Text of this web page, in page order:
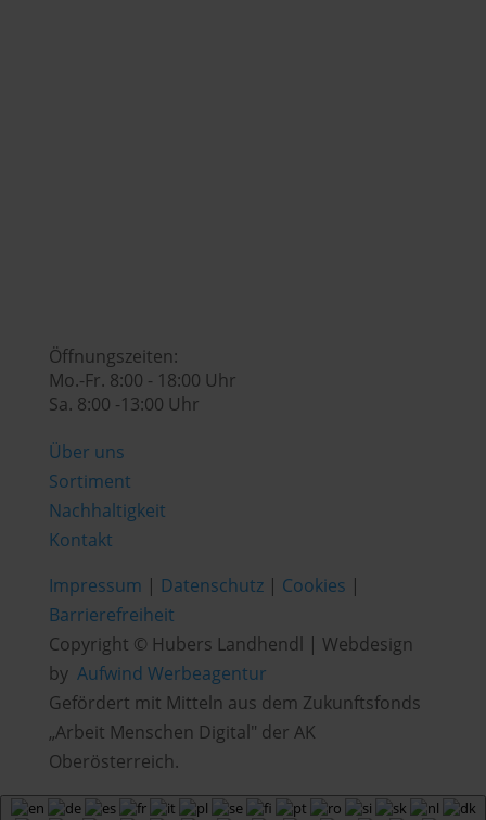
Öffnungszeiten:
Mo.-Fr. 8:00 - 18:00 Uhr
Sa. 8:00 -13:00 Uhr
Über uns
Sortiment
Nachhaltigkeit
Kontakt
Impressum | Datenschutz| Cookies |
Barrierefreiheit
Copyright © Hubers Landhendl | Webdesign
by Aufwind Werbeagentur
Gefördert mit Mitteln aus dem Zukunftsfonds
„Arbeit Menschen Digital" der AK
Oberösterreich.